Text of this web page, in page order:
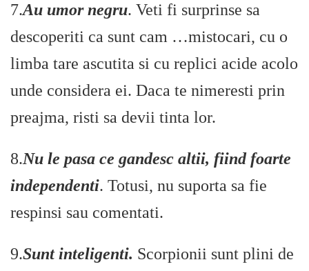
7.Au umor negru. Veti fi surprinse sa
descoperiti ca sunt cam …mistocari, cu o
limba tare ascutita si cu replici acide acolo
unde considera ei. Daca te nimeresti prin
preajma, risti sa devii tinta lor.
8.Nu le pasa ce gandesc altii, fiind foarte
independenti. Totusi, nu suporta sa fie
respinsi sau comentati.
9.Sunt inteligenti. Scorpionii sunt plini de